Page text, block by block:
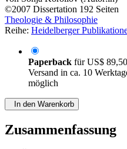
©2007 Dissertation 192 Seiten
Theologie & Philosophie
Reihe: Heidelberger
Paperback fürUS$ 89,50
Versand in ca. 10
möglich
In den Warenkorb
Zusammenfassung